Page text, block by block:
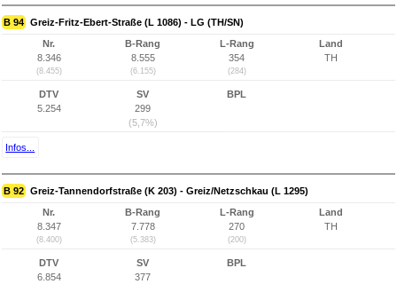
B 94 Greiz-Fritz-Ebert-Straße (L 1086) - LG (TH/SN)
Nr.
8.346
(8.455)
B-Rang
8.555
(6.155)
L-Rang
354
(284)
Land
TH
DTV
5.254
SV
299
(5,7%)
BPL
Infos...
B 92 Greiz-Tannendorfstraße (K 203) - Greiz/Netzschkau (L 1295)
Nr.
8.347
(8.400)
B-Rang
7.778
(5.383)
L-Rang
270
(200)
Land
TH
DTV
6.854
SV
377
BPL